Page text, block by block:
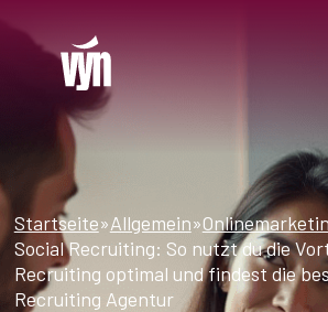
Startseite»Allgemein»
Social Recruiting: So nutzt du die
Recruiting optimal und findest die
Recruiting Agentur